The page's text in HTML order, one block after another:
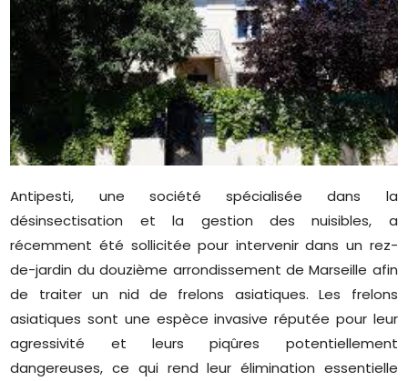
Antipesti, une société spécialisée dans la
désinsectisation et la gestion des nuisibles, a
récemment été sollicitée pour intervenir dans un rez-
de-jardin du douzième arrondissement de Marseille afin
de traiter un nid de frelons asiatiques. Les frelons
asiatiques sont une espèce invasive réputée pour leur
agressivité et leurs piqûres potentiellement
dangereuses, ce qui rend leur élimination essentielle